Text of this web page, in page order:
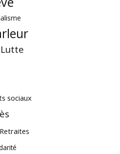
Lutte
sociaux
Retraites